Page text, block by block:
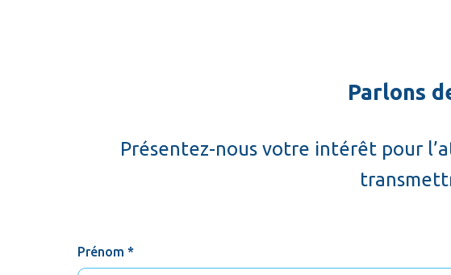
Parlons
Présentez-nous votre intérêt pour
Prénom *